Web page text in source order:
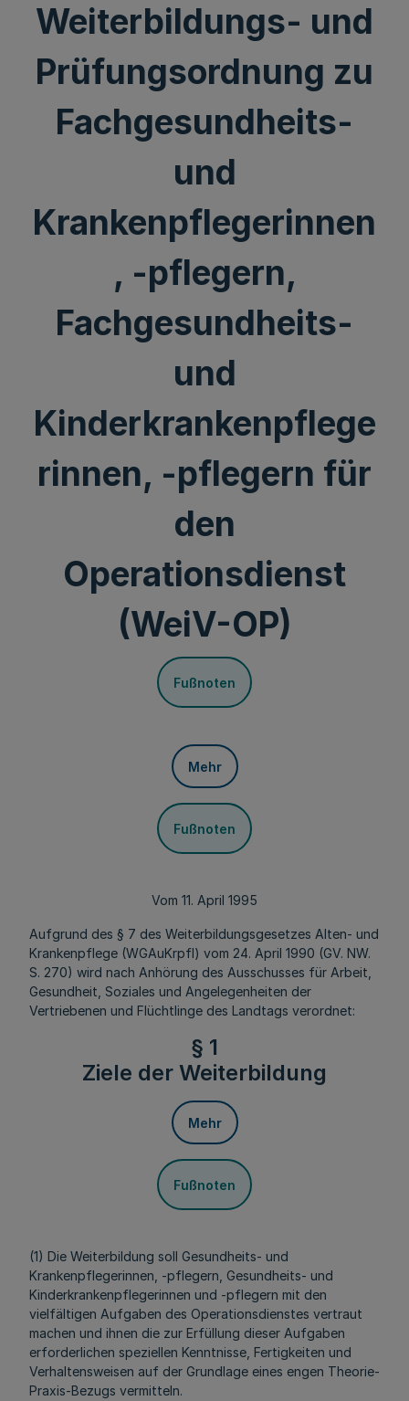
Weiterbildungs- und
Prüfungsordnung zu
Fachgesundheits-
und
Krankenpflegerinnen
, -pflegern,
Fachgesundheits-
und
Kinderkrankenpflege
rinnen, -pflegern für
den
Operationsdienst
(WeiV-OP)
Fußnoten
Mehr
Fußnoten
Vom 11. April 1995
Aufgrund des § 7 des Weiterbildungsgesetzes Alten- und
Krankenpflege (WGAuKrpfl) vom 24. April 1990 (GV. NW.
S. 270) wird nach Anhörung des Ausschusses für Arbeit,
Gesundheit, Soziales und Angelegenheiten der
Vertriebenen und Flüchtlinge des Landtags verordnet:
§ 1
Ziele der Weiterbildung
Mehr
Fußnoten
(1) Die Weiterbildung soll Gesundheits- und
Krankenpflegerinnen, -pflegern, Gesundheits- und
Kinderkrankenpflegerinnen und -pflegern mit den
vielfältigen Aufgaben des Operationsdienstes vertraut
machen und ihnen die zur Erfüllung dieser Aufgaben
erforderlichen speziellen Kenntnisse, Fertigkeiten und
Verhaltensweisen auf der Grundlage eines engen Theorie-
Praxis-Bezugs vermitteln.